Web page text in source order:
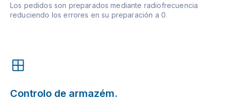
Los pedidos son preparados mediante radiofrecuencia
reduciendo los errores en su preparación a 0.
Controlo de armazém.